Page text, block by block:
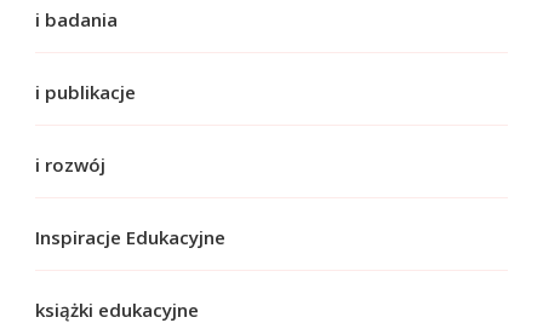
i badania
i publikacje
i rozwój
Inspiracje Edukacyjne
książki edukacyjne